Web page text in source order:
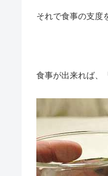
それで食事の支度
食事が出来れば、